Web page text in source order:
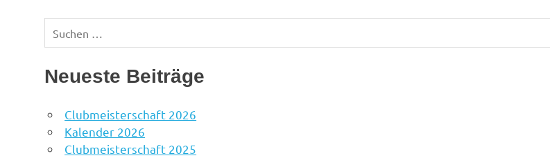
Suchen
nach:
Neueste Beiträge
Clubmeisterschaft 2026
Kalender 2026
Clubmeisterschaft 2025